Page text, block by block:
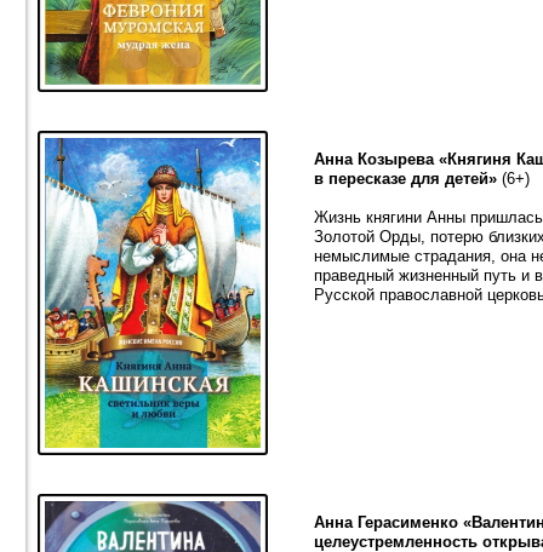
Анна Козырева «Княгиня
в пересказе для детей» (6+)
Жизнь княгини Анны
Золотой Орды, потерю
немыслимые страдания, она
праведный жизненный путь и
Русской православной
Анна Герасименко
целеустремленность